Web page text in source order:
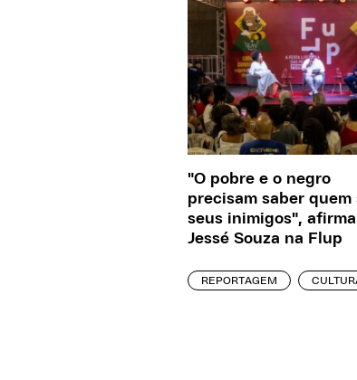
"O pobre e o negro
precisam saber quem
seus inimigos", afirma
Jessé Souza na Flup
REPORTAGEM